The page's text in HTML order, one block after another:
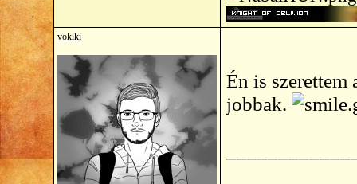
vokiki
Én is szerettem
jobbak.